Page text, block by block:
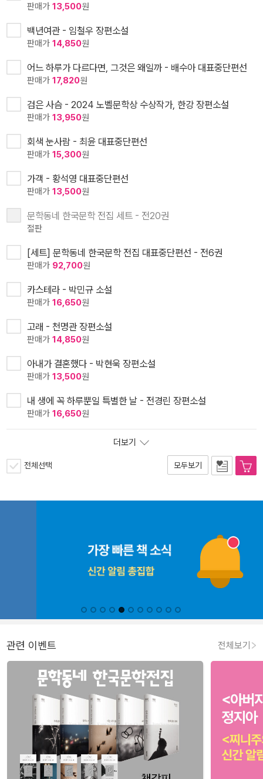
판매가 13,500원
백년여관 - 임철우 장편소설
판매가 14,850원
어느 하루가 다르다면, 그것은 왜일까 - 배수아 대표중단편선
판매가 17,820원
검은 사슴 - 2024 노벨문학상 수상작가, 한강 장편소설
판매가 13,950원
회색 눈사람 - 최윤 대표중단편선
판매가 15,300원
가객 - 황석영 대표중단편선
판매가 13,500원
문학동네 한국문학 전집 세트 - 전20권
절판
[세트] 문학동네 한국문학 전집 대표중단편선 - 전6권
판매가 92,700원
카스테라 - 박민규 소설
판매가 16,650원
고래 - 천명관 장편소설
판매가 14,850원
아내가 결혼했다 - 박현욱 장편소설
판매가 13,500원
내 생에 꼭 하루뿐일 특별한 날 - 전경린 장편소설
판매가 16,650원
더보기
전체선택 모두보기
관련 이벤트 전체보기